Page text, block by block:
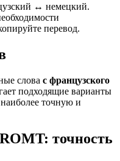
↔ немецкий.
перевод.
слова с французского
подходящие варианты
точную и
точность